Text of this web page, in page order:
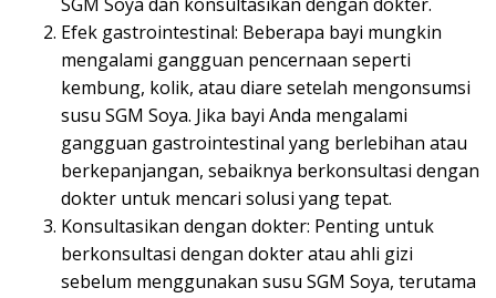
Efek gastrointestinal: Beberapa bayi mungkin
mengalami gangguan pencernaan seperti
kembung, kolik, atau diare setelah mengonsumsi
susu SGM Soya. Jika bayi Anda mengalami
gangguan gastrointestinal yang berlebihan atau
berkepanjangan, sebaiknya berkonsultasi dengan
dokter untuk mencari solusi yang tepat.
Konsultasikan dengan dokter: Penting untuk
berkonsultasi dengan dokter atau ahli gizi
sebelum menggunakan susu SGM Soya, terutama